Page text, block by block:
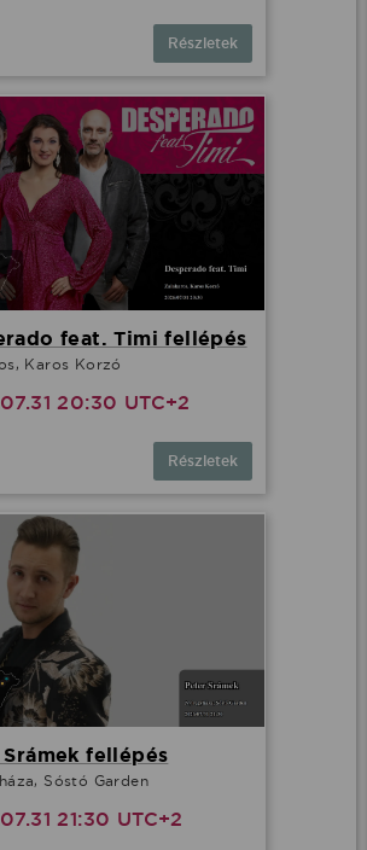
Részletek
feat. Timi fellépés
Karos Korzó
20:30 UTC+2
Részletek
fellépés
Sóstó Garden
21:30 UTC+2